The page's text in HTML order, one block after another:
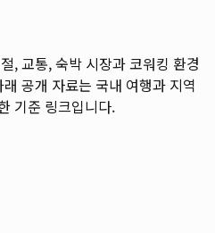
, 교통, 숙박 시장과 코워킹 환경
공개 자료는 국내 여행과 지역
기준 링크입니다.